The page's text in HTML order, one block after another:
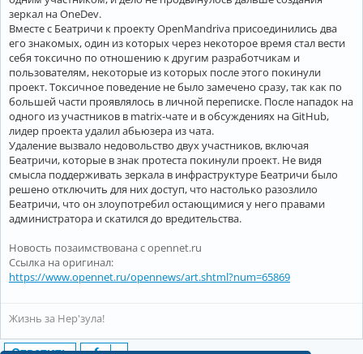
зеркал на OneDev.
Вместе с Беатричи к проекту OpenMandriva присоединились два
его знакомых, один из которых через некоторое время стал вести
себя токсично по отношению к другим разработчикам и
пользователям, некоторые из которых после этого покинули
проект. Токсичное поведение не было замечено сразу, так как по
большей части проявлялось в личной переписке. После нападок на
одного из участников в matrix-чате и в обсуждениях на GitHub,
лидер проекта удалил абьюзера из чата.
Удаление вызвало недовольство двух участников, включая
Беатричи, которые в знак протеста покинули проект. Не видя
смысла поддерживать зеркала в инфраструктуре Беатричи было
решено отключить для них доступ, что настолько разозлило
Беатричи, что он злоупотребил остающимися у него правами
администратора и скатился до вредительства.
Новость позаимствована с opennet.ru
Ссылка на оригинал:
https://www.opennet.ru/opennews/art.shtml?num=65869
Жизнь за Нер'зула!